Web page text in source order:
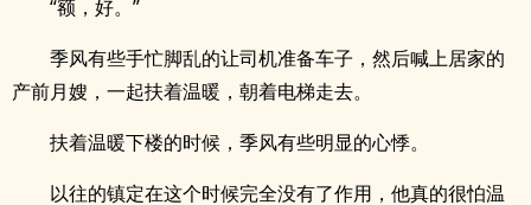
“额，好。”
季风有些手忙脚乱的让司机准备车子，然后喊上居家的
产前月嫂，一起扶着温暖，朝着电梯走去。
扶着温暖下楼的时候，季风有些明显的心悸。
以往的镇定在这个时候完全没有了作用，他真的很怕温